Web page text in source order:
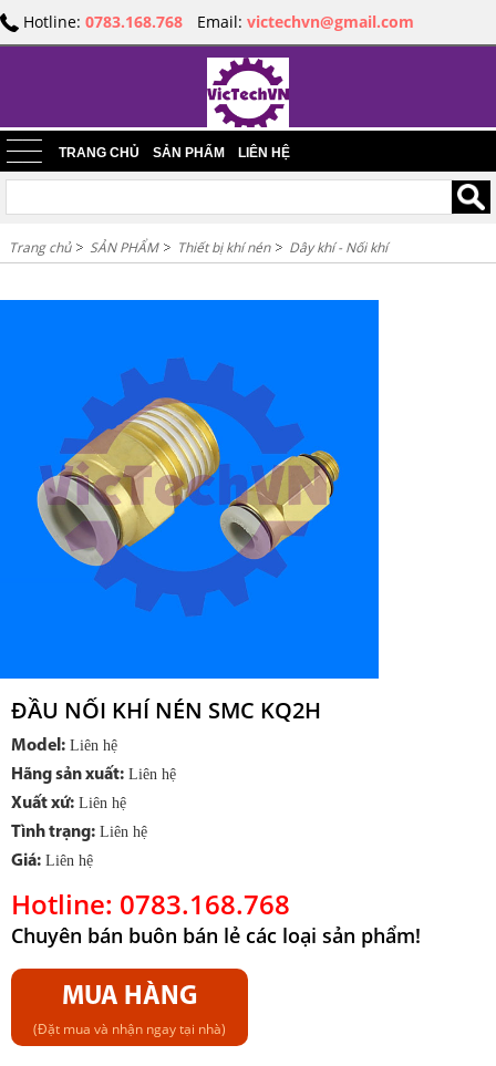
Hotline: 0783.168.768 Email: victechvn@gmail.com
TRANG CHỦ SẢN PHẨM LIÊN HỆ
Trang chủ SẢN PHẨM Thiết bị khí nén Dây khí - Nối khí
ĐẦU NỐI KHÍ NÉN SMC KQ2H
Model: Liên hệ
Hãng sản xuất: Liên hệ
Xuất xứ: Liên hệ
Tình trạng: Liên hệ
Giá: Liên hệ
Hotline: 0783.168.768
Chuyên bán buôn bán lẻ các loại sản phẩm!
MUA HÀNG
(Đặt mua và nhận ngay tại nhà)